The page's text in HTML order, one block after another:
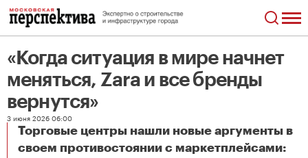
«Когда ситуация в мире начнет
меняться, Zara и все бренды
вернутся»
3 июня 2026 06:00
Торговые центры нашли новые аргументы в
своем противостоянии с маркетплейсами: